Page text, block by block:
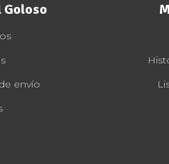
Goloso
envío